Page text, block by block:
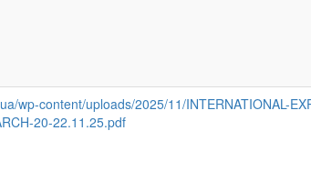
wp-content/uploads/2025/11/INTERNATIONAL-
20-22.11.25.pdf